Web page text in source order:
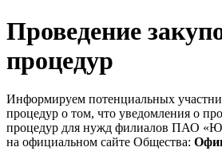
Проведение
процедур
Информируем потенциальных
процедур о том, что уведомления о
процедур для нужд филиалов ПАО
на официальном сайте Общества: